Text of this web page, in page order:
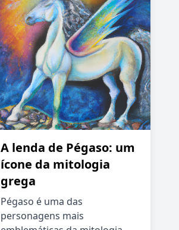
A lenda de Pégaso: um
ícone da mitologia
grega
Pégaso é uma das
personagens mais